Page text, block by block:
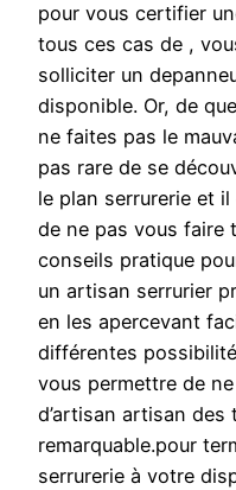
pour vous certifier
tous ces cas de ,
solliciter un
disponible. Or, de
ne faites pas le
pas rare de se
le plan serrurerie et
de ne pas vous faire
conseils pratique
un artisan serrurier
en les apercevant
différentes
vous permettre de
d’artisan artisan des
remarquable.pour
serrurerie à votre